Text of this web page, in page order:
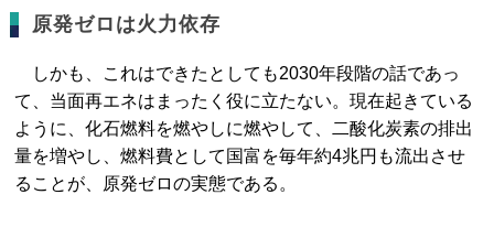
原発ゼロは火力依存
しかも、これはできたとしても2030年段階の話であっ
て、当面再エネはまったく役に立たない。現在起きている
ように、化石燃料を燃やしに燃やして、二酸化炭素の排出
量を増やし、燃料費として国富を毎年約4兆円も流出させ
ることが、原発ゼロの実態である。